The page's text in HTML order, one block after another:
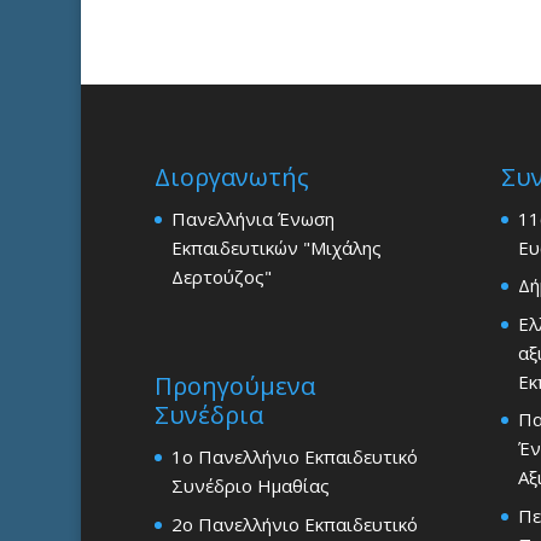
Διοργανωτής
Πανελλήνια Ένωση
Εκπαιδευτικών "Μιχάλης
Δερτούζος"
Προηγούμενα
Συνέδρια
1ο Πανελλήνιο Εκπαιδευτικό
Συνέδριο Ημαθίας
2ο Πανελλήνιο Εκπαιδευτικό